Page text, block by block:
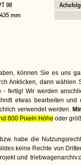
98
mm
können Sie es uns
Anklicken, dann wählen
fertig! Wir werden
etwas bearbeiten
verwendet werden.
800 Pixeln Höhe oder
habe die
keine Rechte von
und